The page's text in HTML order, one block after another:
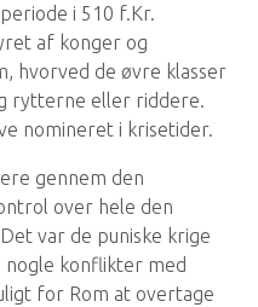
i 510 f.Kr.
af konger og
hvorved de øvre klasser
rytterne eller riddere.
nomineret i krisetider.
gennem den
over hele den
var de puniske krige
nogle konflikter med
for Rom at overtage